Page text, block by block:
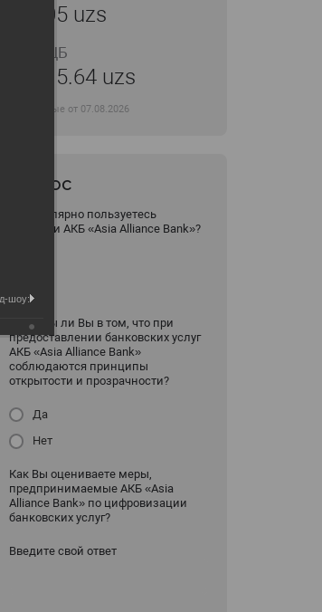
12005 uzs
Курс ЦБ
11915.64 uzs
Данные от 07.08.2026
Опрос
Вы регулярно пользуетесь
услугами АКБ «Asia Alliance Bank»?
Уверены ли Вы в том, что при
предоставлении банковских услуг
АКБ «Asia Alliance Bank»
соблюдаются принципы
открытости и прозрачности?
Да
Нет
Как Вы оцениваете меры,
предпринимаемые АКБ «Asia
Alliance Bank» по цифровизации
банковских услуг?
Введите свой ответ
шоу: